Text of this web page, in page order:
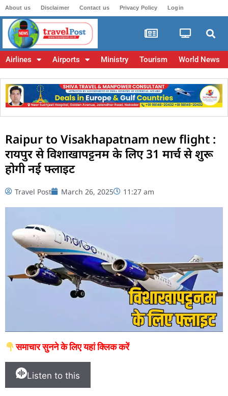
About us Disclaimer Contact us Privacy Policy Login
Airlines Airports Ministry Tourism World News
Raipur to Visakhapatnam new flight :
रायपुर से विशाखापट्टनम के लिए 31 मार्च से शुरू
होगी नई फ्लाइट
Travel Post March 26, 2025 11:27 am
समाचार सुनने के लिए यहां क्लिक करें
Listen to this